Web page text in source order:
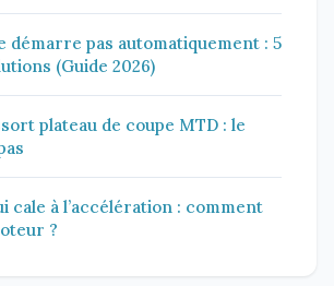
démarre pas automatiquement : 5
(Guide 2026)
plateau de coupe MTD : le
cale à l’accélération : comment
?